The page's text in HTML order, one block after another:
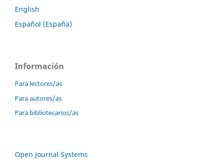
English
Español (España)
Información
Para lectores/as
Para autores/as
Para bibliotecarios/as
Open Journal Systems